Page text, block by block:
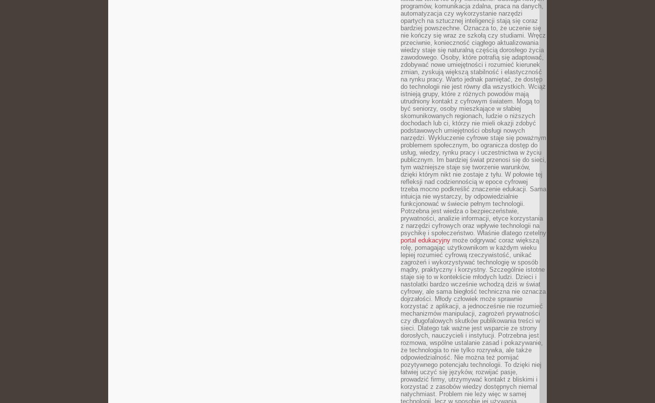
programów, komunikacja zdalna, praca na danych,
automatyzacja czy wykorzystanie narzędzi
opartych na sztucznej inteligencji stają się coraz
bardziej powszechne. Oznacza to, że uczenie się
nie kończy się wraz ze szkołą czy studiami. Wręcz
przeciwnie, konieczność ciągłego aktualizowania
wiedzy staje się naturalną częścią dorosłego życia
zawodowego. Osoby, które potrafią się adaptować,
zdobywać nowe umiejętności i rozumieć kierunek
zmian, zyskują większą stabilność i elastyczność
na rynku pracy. Warto jednak pamiętać, że dostęp
do technologii nie jest równy dla wszystkich. Wciąż
istnieją grupy, które z różnych powodów mają
utrudniony kontakt z cyfrowym światem. Mogą to
być seniorzy, osoby mieszkające w słabiej
skomunikowanych regionach, ludzie o niższych
dochodach lub ci, którzy nie mieli okazji zdobyć
podstawowych umiejętności obsługi nowych
narzędzi. Wykluczenie cyfrowe staje się poważnym
problemem społecznym, bo ogranicza dostęp do
usług, wiedzy, rynku pracy i uczestnictwa w życiu
publicznym. Im bardziej świat przenosi się do sieci,
tym ważniejsze staje się tworzenie warunków,
dzięki którym nikt nie zostaje z tyłu. W połowie tej
refleksji nad codziennością w epoce cyfrowej
trzeba mocno podkreślić znaczenie edukacji. Sama
intuicja nie wystarczy, by odpowiedzialnie
funkcjonować w świecie pełnym technologii.
Potrzebna jest wiedza o bezpieczeństwie,
prywatności, analizie informacji, etyce korzystania
z narzędzi cyfrowych oraz wpływie technologii na
psychikę i społeczeństwo. Właśnie dlatego rzetelny
portal edukacyjny może odgrywać coraz większą
rolę, pomagając użytkownikom w każdym wieku
lepiej rozumieć cyfrową rzeczywistość, unikać
zagrożeń i wykorzystywać technologię w sposób
mądry, praktyczny i korzystny. Szczególnie istotne
staje się to w kontekście młodych ludzi. Dzieci i
nastolatki bardzo wcześnie wchodzą dziś w świat
cyfrowy, ale sama biegłość techniczna nie oznacza
dojrzałości. Młody człowiek może sprawnie
korzystać z aplikacji, a jednocześnie nie rozumieć
mechanizmów manipulacji, zagrożeń prywatności
czy długofalowych skutków publikowania treści w
sieci. Dlatego tak ważne jest wsparcie ze strony
dorosłych, nauczycieli i instytucji. Potrzebna jest
rozmowa, wspólne ustalanie zasad i pokazywanie,
że technologia to nie tylko rozrywka, ale także
odpowiedzialność. Nie można też pomijać
pozytywnego potencjału technologii. To dzięki niej
łatwiej uczyć się języków, rozwijać pasje,
prowadzić firmy, utrzymywać kontakt z bliskimi i
korzystać z zasobów wiedzy dostępnych niemal
natychmiast. Problem nie leży więc w samej
technologii, lecz w sposobie jej używania.